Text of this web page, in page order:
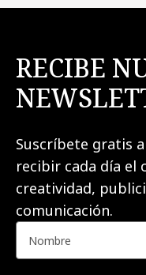
RECIBE
Suscríbete gratis
recibir cada día el
creatividad,
comunicación.